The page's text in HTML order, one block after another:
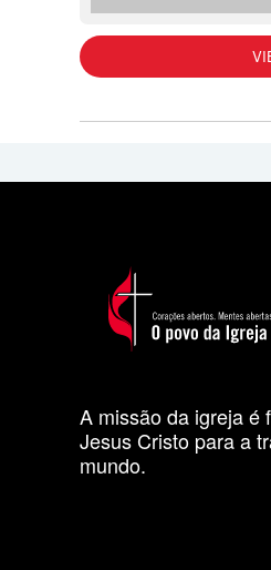
A missão da igreja é
Jesus Cristo para a
mundo.